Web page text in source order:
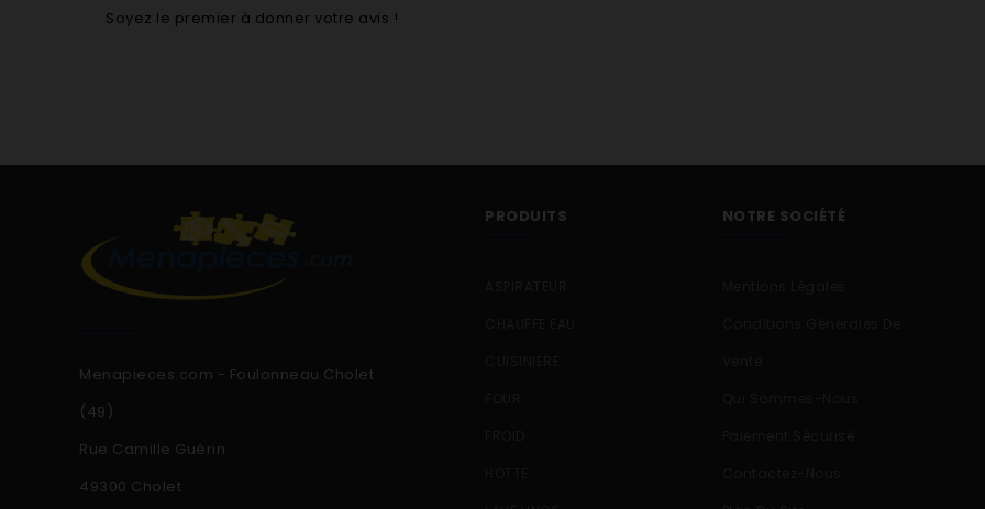
Soyez le premier à donner votre avis !
Menapieces.com - Foulonneau Cholet
(49)
Rue Camille Guérin
49300 Cholet
PRODUITS NOTRE SOCIÉTÉ